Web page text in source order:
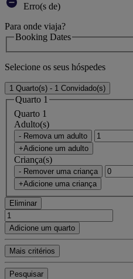
Erro(s de)
Para onde viaja?
Booking Dates
Selecione os seus hóspedes
1 Quarto(s) - 1 Convidado(s)
Quarto 1
Quarto 1
Adulto(s)
- Remova um adulto
+Adicione um adulto
Criança(s)
- Remover uma criança
+Adicione uma criança
Eliminar
Adicione um quarto
Mais critérios
Pesquisar